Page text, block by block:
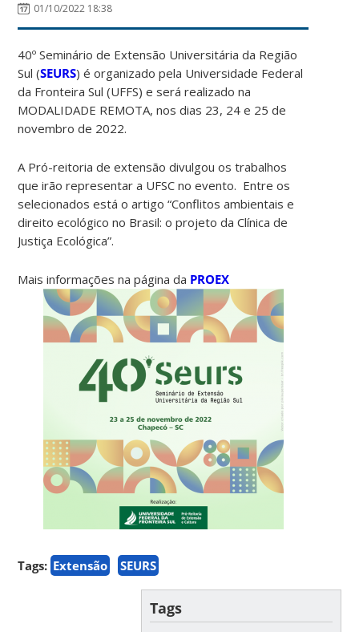
01/10/2022 18:38
40º Seminário de Extensão Universitária da Região
Sul (SEURS) é organizado pela Universidade Federal
da Fronteira Sul (UFFS) e será realizado na
MODALIDADE REMOTA, nos dias 23, 24 e 25 de
novembro de 2022.
A Pró-reitoria de extensão divulgou os trabalhos
que irão representar a UFSC no evento. Entre os
selecionados está o artigo “Conflitos ambientais e
direito ecológico no Brasil: o projeto da Clínica de
Justiça Ecológica”.
Mais informações na página da PROEX
Tags: Extensão SEURS
Tags